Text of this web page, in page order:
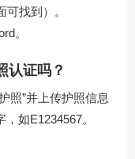
找到）。
。
认证吗？
照”并上传护照信息
如E1234567。